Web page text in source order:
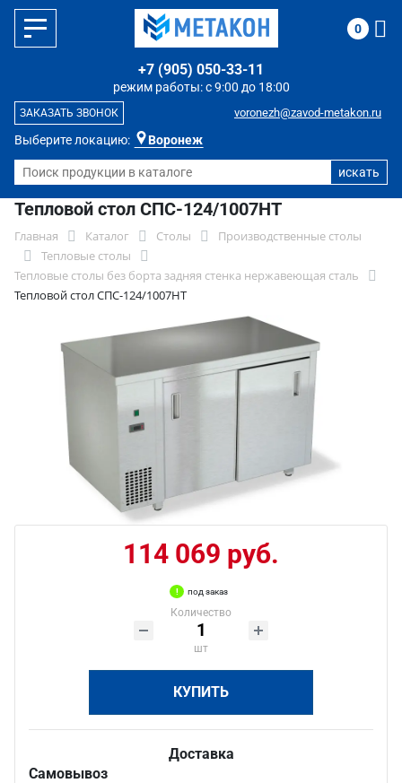
Выберите локацию: Воронеж
режим работы: с 9:00 до 18:00
+7 (905) 050-33-11
voronezh@zavod-metakon.ru
ЗАКАЗАТЬ ЗВОНОК
0
Тепловой стол СПС-124/1007НТ
Главная Каталог Столы
Производственные столы
Тепловые столы
Тепловые столы без борта задняя стенка нержавеющая сталь
Тепловой стол СПС-124/1007НТ
114 069 руб.
под заказ
Количество
шт
КУПИТЬ
Доставка
Самовывоз